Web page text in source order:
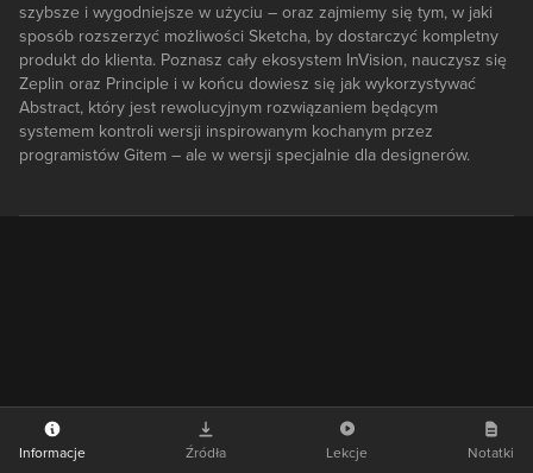
szybsze i wygodniejsze w użyciu – oraz zajmiemy się tym, w jaki
sposób rozszerzyć możliwości Sketcha, by dostarczyć kompletny
produkt do klienta. Poznasz cały ekosystem InVision, nauczysz się
Zeplin oraz Principle i w końcu dowiesz się jak wykorzystywać
Abstract, który jest rewolucyjnym rozwiązaniem będącym
systemem kontroli wersji inspirowanym kochanym przez
programistów Gitem – ale w wersji specjalnie dla designerów.
Informacje Źródła Lekcje Notatki